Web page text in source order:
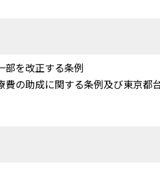
を改正する条例
の助成に関する条例及び東京都